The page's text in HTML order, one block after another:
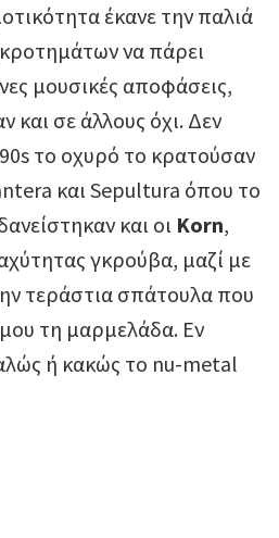
έκανε την παλιά
να πάρει
μουσικές αποφάσεις,
και σε άλλους όχι. Δεν
90s το οχυρό το κρατούσαν
και Sepultura όπου το
και οι Korn,
γκρούβα, μαζί με
τεράστια σπάτουλα που
μου τη μαρμελάδα. Εν
ή κακώς το nu-metal